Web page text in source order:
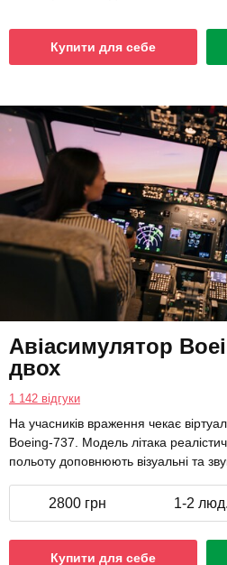
Купити для себе
Авіасимулятор
двох
1 142 відгуки
На учасників враження чекає
Boeing-737. Модель літака
польоту доповнюють візуальні та
2800 грн 1-2 люд.
Купити для себе